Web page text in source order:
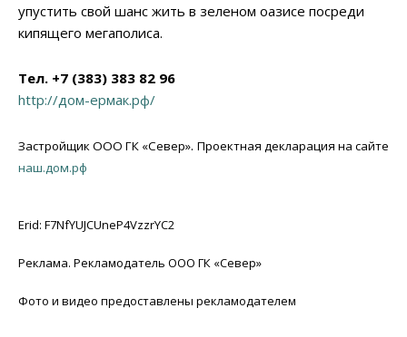
упустить свой шанс жить в зеленом оазисе посреди
кипящего мегаполиса.
Тел. +7 (383) 383 82 96
http://дом-ермак.рф/
Застройщик ООО ГК «Север». Проектная декларация на сайте
наш.дом.рф
Erid: F7NfYUJCUneP4VzzrYC2
Реклама. Рекламодатель ООО ГК «Север»
Фото и видео предоставлены рекламодателем